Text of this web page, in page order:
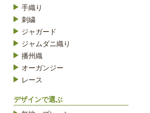
手織り
刺繍
ジャガード
ジャムダニ織り
播州織
オーガンジー
レース
デザインで選ぶ